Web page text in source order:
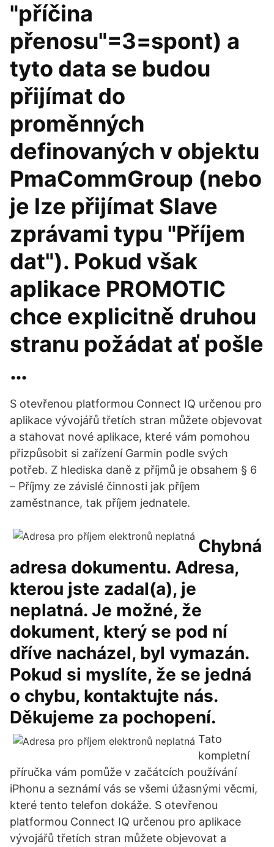
"příčina
přenosu"=3=spont) a
tyto data se budou
přijímat do
proměnných
definovaných v objektu
PmaCommGroup (nebo
je lze přijímat Slave
zprávami typu "Příjem
dat"). Pokud však
aplikace PROMOTIC
chce explicitně druhou
stranu požádat ať pošle
…
S otevřenou platformou Connect IQ určenou pro
aplikace vývojářů třetích stran můžete objevovat
a stahovat nové aplikace, které vám pomohou
přizpůsobit si zařízení Garmin podle svých
potřeb. Z hlediska daně z příjmů je obsahem § 6
– Příjmy ze závislé činnosti jak příjem
zaměstnance, tak příjem jednatele.
Chybná
adresa dokumentu. Adresa,
kterou jste zadal(a), je
neplatná. Je možné, že
dokument, který se pod ní
dříve nacházel, byl vymazán.
Pokud si myslíte, že se jedná
o chybu, kontaktujte nás.
Děkujeme za pochopení.
Tato
kompletní
příručka vám pomůže v začátcích používání
iPhonu a seznámí vás se všemi úžasnými věcmi,
které tento telefon dokáže. S otevřenou
platformou Connect IQ určenou pro aplikace
vývojářů třetích stran můžete objevovat a